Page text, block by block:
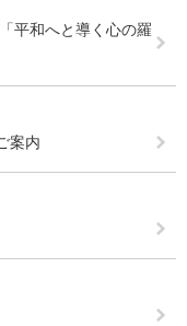
平和へと導く心の羅
案内